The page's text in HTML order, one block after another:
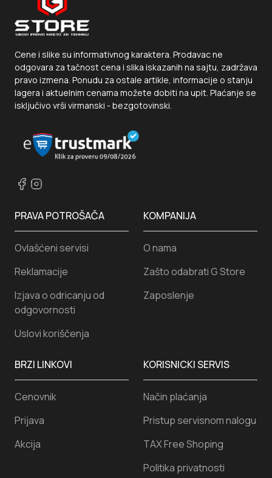
Cene i slike su informativnog karaktera. Prodavac ne
odgovara za tačnost cena i slika iskazanih na sajtu, zadržava
pravo izmena. Ponudu za ostale artikle, informacije o stanju
lagera i aktuelnim cenama možete dobiti na upit. Plaćanje se
isključivo vrši virmanski - bezgotovinski.
KORISNICKI SERVIS
Način plaćanja
Pristup servisnom nalogu
TAX Free Shoping
Politika privatnosti
PRAVA POTROŠAČA
Ovlašćeni servisi
Reklamacije
Izjava o odricanju od
odgovornosti
Uslovi koriščenja
KOMPANIJA
O nama
Zašto odabrati G Store
Zaposlenje
BRZI LINKOVI
Cenovnik
Prijava
Akcija